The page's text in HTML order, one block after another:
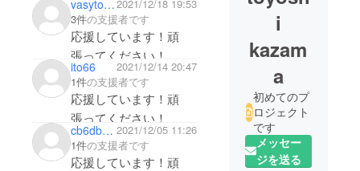
vasytomo2021/12/18 19:53
3件の支援者です
応援しています！頑
張ってください！
ito66
2021/12/14 20:47
1件の支援者です
応援しています！頑
張ってください！
cb6dbd5240d4 2021/12/05 11:26
1件の支援者です
応援しています！頑
i
kazam
a
初めてのプ
ロジェクト
です
メッセー
ジを送る